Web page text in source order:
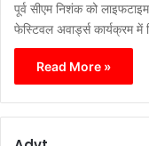
पूर्व सीएम निशंक को
फेस्टिवल अवार्ड्स कार्यक्रम में
Read More »